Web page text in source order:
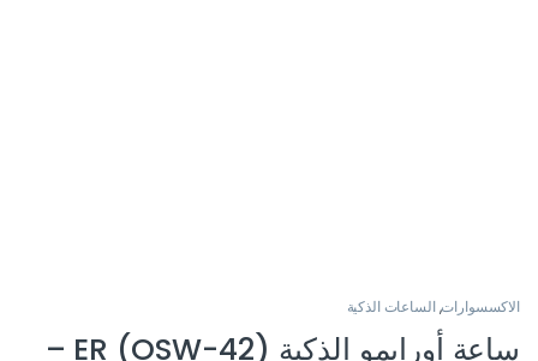
الاكسسوارات,الساعات الذكية
ساعة أورايمو الذكية ER (OSW-42) –